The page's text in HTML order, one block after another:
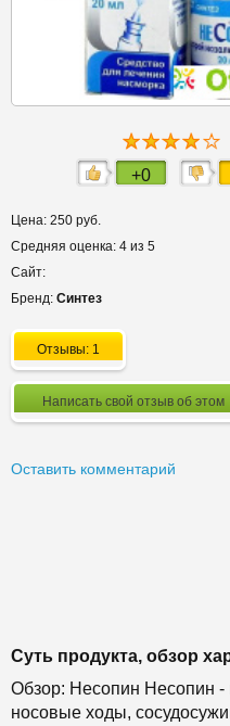
+0
Цена: 250 руб.
Средняя оценка: 4 из 5
Сайт:
Бренд: Синтез
Отзывы: 1
Написать свой отзыв об этом
Оставить комментарий
Суть продукта, обзор
Обзор: Несопин Несопин -
носовые ходы,